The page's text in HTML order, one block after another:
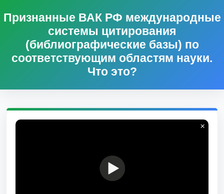
Признанные ВАК РФ международные
системы цитирования
(библиографические базы) по
соответствующим областям науки.
Что это?